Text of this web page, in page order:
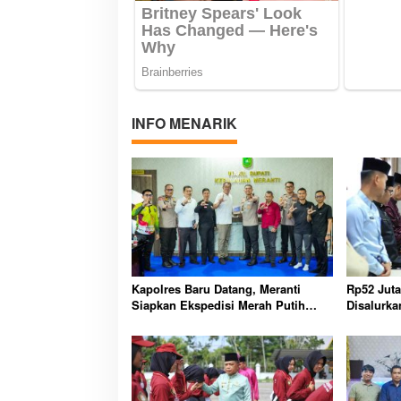
INFO MENARIK
Kapolres Baru Datang, Meranti
Siapkan Ekspedisi Merah Putih
Rp52